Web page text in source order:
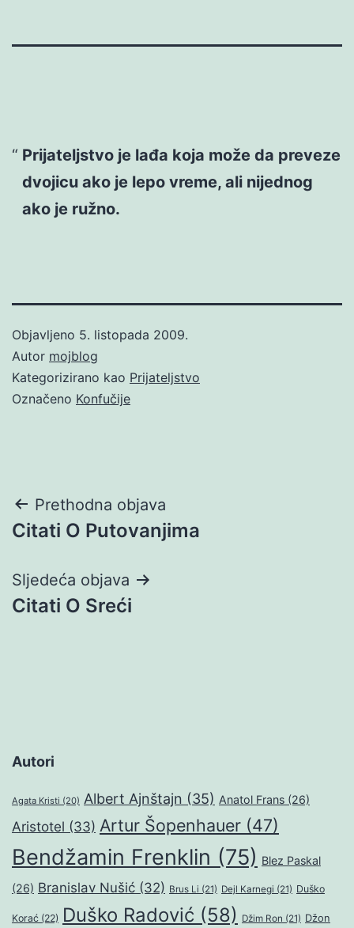
Prijateljstvo je lađa koja može da preveze
dvojicu ako je lepo vreme, ali nijednog
ako je ružno.
Objavljeno 5. listopada 2009.
Autor mojblog
Kategorizirano kao Prijateljstvo
Označeno Konfučije
Navigacija
objava
Prethodna objava
Citati O Putovanjima
Sljedeća objava
Citati O Sreći
Autori
Agata Kristi (20) Albert Ajnštajn (35) Anatol Frans (26)
Aristotel (33) Artur Šopenhauer (47)
Bendžamin Frenklin (75) Blez Paskal
(26) Branislav Nušić (32) Brus Li (21) Dejl Karnegi (21) Duško
Korać (22) Duško Radović (58) Džim Ron (21) Džon